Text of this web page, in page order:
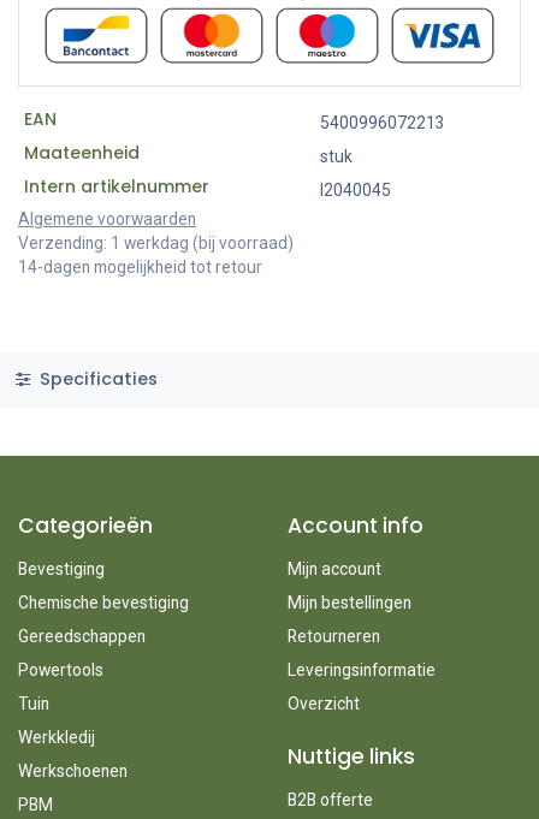
EAN 5400996072213
Maateenheid stuk
Intern artikelnummer
I2040045
Algemene voorwaarden
Verzending: 1 werkdag (bij voorraad)
14-dagen mogelijkheid tot retour
Specificaties
Categorieën
Bevestiging
Chemische bevestiging
Gereedschappen
Powertools
Tuin
Werkkledij
Werkschoenen
PBM
Account info
Mijn account
Mijn bestellingen
Retourneren
Leveringsinformatie
Overzicht
Nuttige links
B2B offerte